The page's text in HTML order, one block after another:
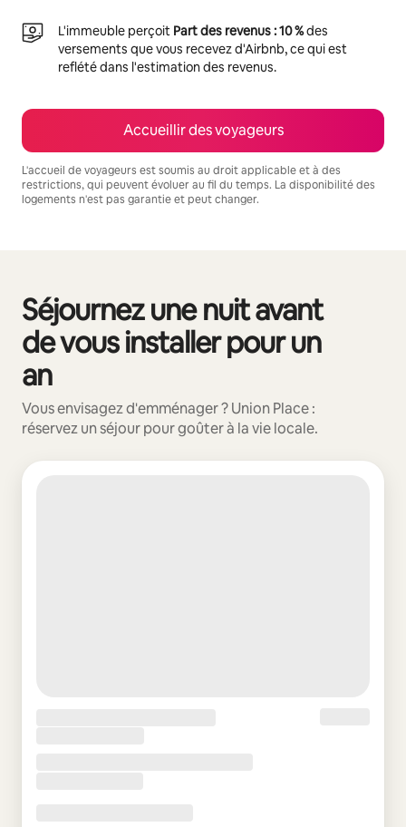
L'immeuble perçoit Part des revenus : 10 %des
versements que vous recevez d'Airbnb, ce qui est
reflété dans l'estimation des revenus.
Accueillir des voyageurs
L'accueil de voyageurs est soumis au droit applicable et à des
restrictions, qui peuvent évoluer au fil du temps. La disponibilité des
logements n'est pas garantie et peut changer.
Séjournez une nuit avant
de vous installer pour un
an
Vous envisagez d'emménager ? Union Place :
réservez un séjour pour goûter à la vie locale.
0 sur 0 élément visible